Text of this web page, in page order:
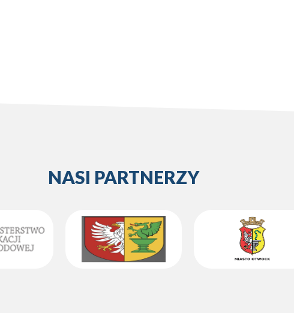
NASI PARTNERZY